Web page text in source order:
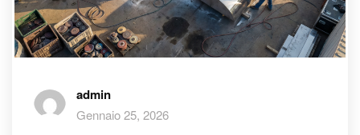
admin
Gennaio 25, 2026